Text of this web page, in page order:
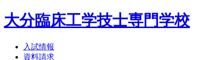
大分臨床工学技士専門学校
入試情報
資料請求